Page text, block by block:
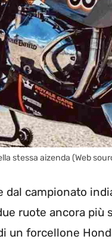
stessa aizenda (Web
dal campionato
ruote ancora
un forcellone